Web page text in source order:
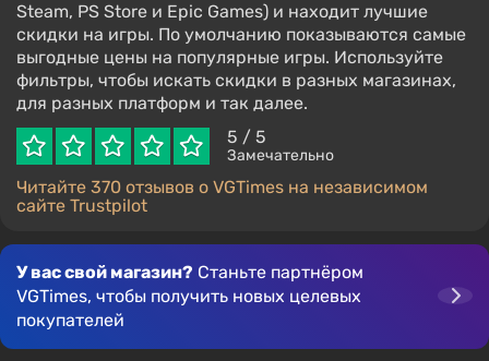
Steam, PS Store и Epic Games) и находит лучшие
скидки на игры. По умолчанию показываются самые
выгодные цены на популярные игры. Используйте
фильтры, чтобы искать скидки в разных магазинах,
для разных платформ и так далее.
5 / 5
Замечательно
Читайте 370 отзывов о VGTimes на независимом
сайте Trustpilot
У вас свой магазин? Станьте партнёром
VGTimes, чтобы получить новых целевых
покупателей